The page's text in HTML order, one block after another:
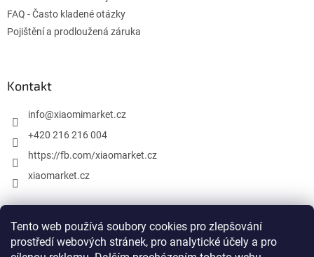
Tento web používá soubory cookies pro zlepšování
prostředí webových stránek, pro analytické účely a pro
FAQ - Často kladené otázky
Pojištění a prodloužená záruka
Kontakt
info@xiaomimarket.cz
+420 216 216 004
https://fb.com/xiaomarket.cz
xiaomarket.cz
Vytvořil Shoptet